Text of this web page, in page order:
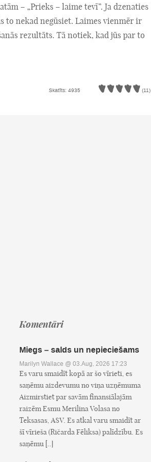
– „Prieks – laime tevī”. Ja dzenaties
to nekad negūsiet. Laimes vienmēr ir
rezultāts. Tā notiek, kad jūs par to
Skatīts: 4935 (11)
Komentāri
Miegs – salds un nepieciešams
Marilyn Wallace @ 03.Aug, 2026 17:23
Es varu smaidīt kopā ar šo vīrieti, es
saņēmu aizdevumu no viņa uzņēmuma
Aizmirstiet par savām finansiālajām
raizēm Esmu Merilina Volasa no
Teksasas, ASV. Es atkal varu smaidīt ar
šī vīrieša (Ričarda Fēliksa) palīdzību. Es
saņēmu [..]